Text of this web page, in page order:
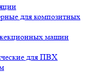
для композитных
машин
для ПВХ